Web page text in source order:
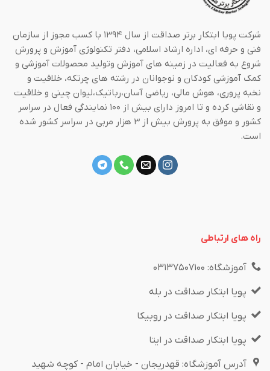
شرکت پویا ابتکار برتر صداقت از سال ۱۳۹۴ با کسب مجوز از سازمان
فنی و حرفه ای، اداره ارشاد اسلامی، دفتر تکنولوژی آموزش و پرورش
شروع به فعالیت در زمینه های آموزش وتولید محصولات آموزشی و
کمک آموزشی کودکان و نوجوانان در رشته های چرتکه، خلاقیت و
نخبه پروری، هوش مالی، ریاضی آسان،رباتیک،لیوان چینی و خلاقیت
و نقاشی کرده و تا امروز دارای بیش از ۱۰۰ نمایندگی فعال در سراسر
کشور و موفق به پرورش بیش از ۳ هزار مربی در سراسر کشور شده
است.
راه های ارتباطی
آموزشگاه: ۰۳۱۳۷۵۰۷۱۰۰
پویا ابتکار صداقت در بله
پویا ابتکار صداقت در روبیکا
پویا ابتکار صداقت در ایتا
آدرس آموزشگاه: قهدریجان - خیابان امام - کوچه شهید